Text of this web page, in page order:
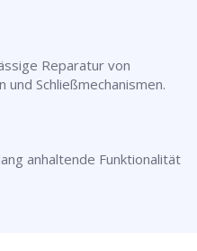
Reparatur von
und Schließmechanismen.
anhaltende Funktionalität